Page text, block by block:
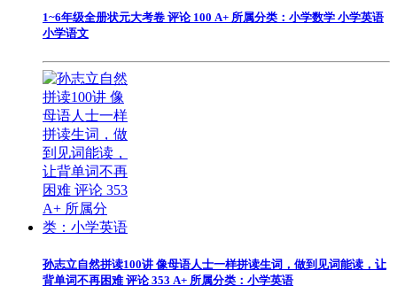
1~6年级全册状元大考卷 评论 100 A+ 所属分类：小学数学 小学英语
小学语文
孙志立自然拼读100讲 像母语人士一样拼读生词，做到见词能读，让
背单词不再困难 评论 353 A+ 所属分类：小学英语